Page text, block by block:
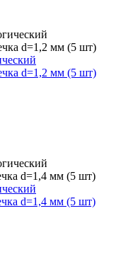
d=1,2 мм (5 шт)
d=1,4 мм (5 шт)